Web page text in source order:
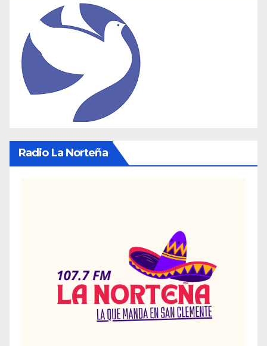
Radio La Norteña